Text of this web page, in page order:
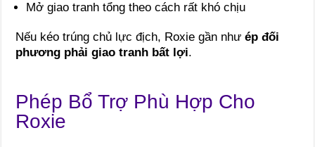
Mở giao tranh tổng theo cách rất khó chịu
Nếu kéo trúng chủ lực địch, Roxie gần nhưép đối
phương phải giao tranh bất lợi.
Phép Bổ Trợ Phù Hợp Cho
Roxie